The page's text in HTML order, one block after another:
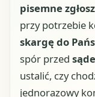
pisemne
przy potrzebie
skargę do
spór przed
ustalić, czy
jednorazowy